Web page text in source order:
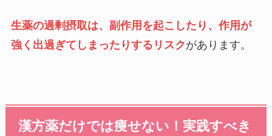
生薬の過剰摂取は、副作用を起こしたり、作用が
強く出過ぎてしまったりするリスクがあります。
漢方薬だけでは痩せない！実践すべき